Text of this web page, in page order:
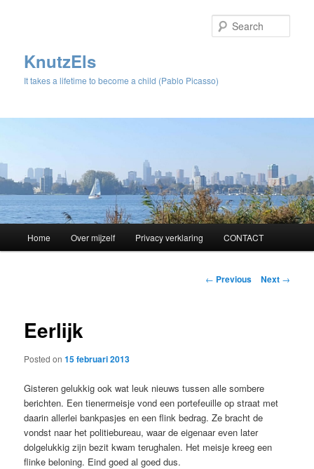
KnutzEls
It takes a lifetime to become a child (Pablo Picasso)
Skip
content
Home Over mijzelf Privacy verklaring CONTACT
Post
← Previous Next →
Eerlijk
Posted on15 februari 2013
Gisteren gelukkig ook wat leuk nieuws tussen alle sombere
berichten. Een tienermeisje vond een portefeuille op straat met
daarin allerlei bankpasjes en een flink bedrag. Ze bracht de
vondst naar het politiebureau, waar de eigenaar even later
dolgelukkig zijn bezit kwam terughalen. Het meisje kreeg een
flinke beloning. Eind goed al goed dus.